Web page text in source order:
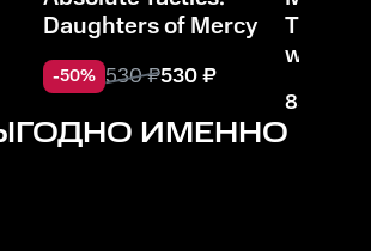
Daughters of Mercy
-50% 530₽530₽
The
wall
858
ИМЕННО